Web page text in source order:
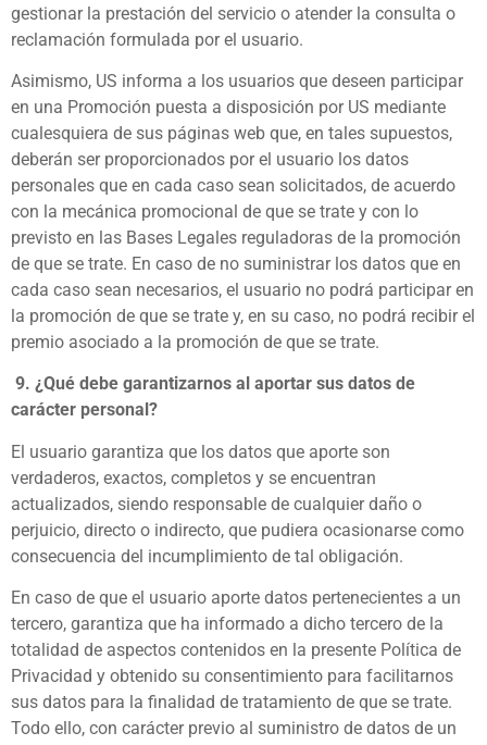
gestionar la prestación del servicio o atender la consulta o
reclamación formulada por el usuario.
Asimismo, US informa a los usuarios que deseen participar
en una Promoción puesta a disposición por US mediante
cualesquiera de sus páginas web que, en tales supuestos,
deberán ser proporcionados por el usuario los datos
personales que en cada caso sean solicitados, de acuerdo
con la mecánica promocional de que se trate y con lo
previsto en las Bases Legales reguladoras de la promoción
de que se trate. En caso de no suministrar los datos que en
cada caso sean necesarios, el usuario no podrá participar en
la promoción de que se trate y, en su caso, no podrá recibir el
premio asociado a la promoción de que se trate.
9. ¿Qué debe garantizarnos al aportar sus datos de
carácter personal?
El usuario garantiza que los datos que aporte son
verdaderos, exactos, completos y se encuentran
actualizados, siendo responsable de cualquier daño o
perjuicio, directo o indirecto, que pudiera ocasionarse como
consecuencia del incumplimiento de tal obligación.
En caso de que el usuario aporte datos pertenecientes a un
tercero, garantiza que ha informado a dicho tercero de la
totalidad de aspectos contenidos en la presente Política de
Privacidad y obtenido su consentimiento para facilitarnos
sus datos para la finalidad de tratamiento de que se trate.
Todo ello, con carácter previo al suministro de datos de un